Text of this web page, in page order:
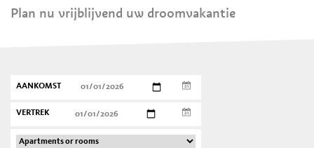
Plan nu vrijblijvend uw droomvakantie
AANKOMST
VERTREK